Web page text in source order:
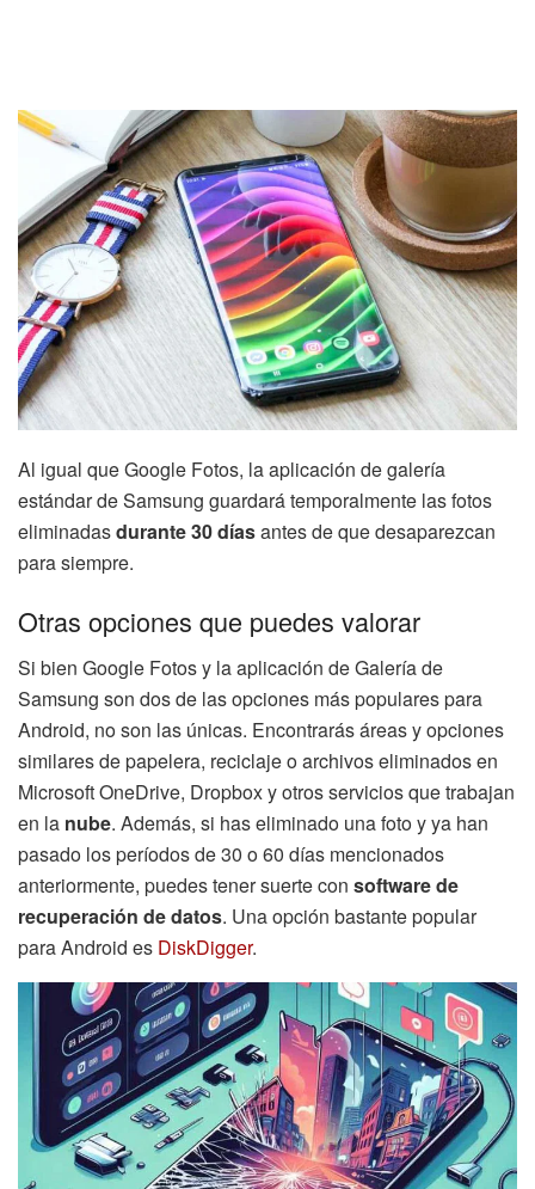
Al igual que Google Fotos, la aplicación de galería
estándar de Samsung guardará temporalmente las fotos
eliminadasdurante 30 díasantes de que desaparezcan
para siempre.
Otras opciones que puedes valorar
Si bien Google Fotos y la aplicación de Galería de
Samsung son dos de las opciones más populares para
Android, no son las únicas. Encontrarás áreas y opciones
similares de papelera, reciclaje o archivos eliminados en
Microsoft OneDrive, Dropbox y otros servicios que trabajan
en la nube. Además, si has eliminado una foto y ya han
pasado los períodos de 30 o 60 días mencionados
anteriormente, puedes tener suerte con software de
recuperación de datos. Una opción bastante popular
para Android es DiskDigger.